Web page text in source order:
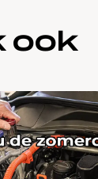
ook